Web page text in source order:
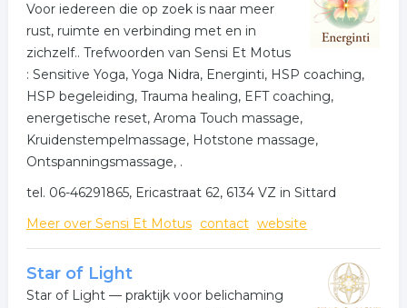
"Een gezonde geest in een gezond lichaam": Bij
Kompas wordt e.e.a. verdiept door aanvullende Mindful
meditaties, Qi Gong genezings-oefeningen, bio
energetica elementen, zachte Yoga en aanleren van
drukpunten massage aan zichzelf en/of partner.
Daardoor kom je weer in balans.
Voor iedereen die op zoek is naar meer
rust, ruimte en verbinding met en in
zichzelf.. Trefwoorden van Sensi Et Motus
: Sensitive Yoga, Yoga Nidra, Energinti, HSP coaching,
HSP begeleiding, Trauma healing, EFT coaching,
energetische reset, Aroma Touch massage,
Kruidenstempelmassage, Hotstone massage,
Ontspanningsmassage, .
tel. 06-46291865, Ericastraat 62, 6134 VZ in Sittard
Meer over Sensi Et Motus contact website
Star of Light
Star of Light — praktijk voor belichaming